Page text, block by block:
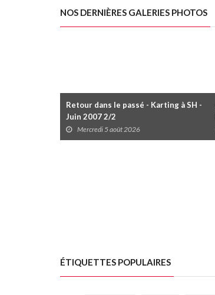
NOS DERNIÈRES GALERIES PHOTOS
Retour dans le passé - Karting à SH -
Juin 2007 2/2
Mercredi 5 août 2026
ÉTIQUETTES POPULAIRES